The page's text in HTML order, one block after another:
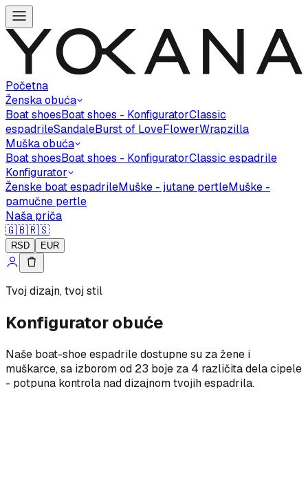
Početna
Ženska obuća
Boat shoesBoat shoes - KonfiguratorClassic
espadrileSandaleBurst of LoveFlowerWrapzilla
Muška obuća
Boat shoesBoat shoes - KonfiguratorClassic espadrile
Konfigurator
Ženske boat espadrileMuške - jutane pertleMuške -
pamučne pertle
Naša priča
🇬🇧🇷🇸
RSD EUR
Tvoj dizajn, tvoj stil
Konfigurator obuće
Naše boat-shoe espadrile dostupne su za žene i
muškarce, sa izborom od 23 boje za 4 različita dela cipele
- potpuna kontrola nad dizajnom tvojih espadrila.